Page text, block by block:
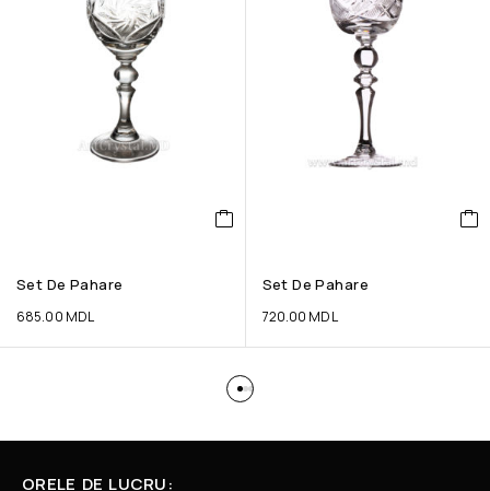
Set De Pahare
685.00 MDL
Set De Pahare
720.00 MDL
ORELE DE LUCRU: